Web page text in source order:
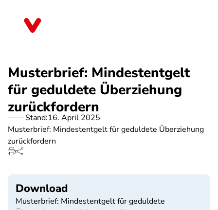
Musterbrief: Mindestentgelt
für geduldete Überziehung
zurückfordern
Stand:16. April 2025
Musterbrief: Mindestentgelt für geduldete Überziehung
zurückfordern
Download
Musterbrief: Mindestentgelt für geduldete